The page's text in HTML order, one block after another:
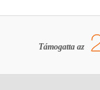
Támogatta az